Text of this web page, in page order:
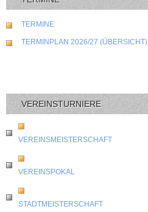
TERMINE
TERMINPLAN 2026/27 (ÜBERSICHT)
VEREINSTURNIERE
VEREINSMEISTERSCHAFT
VEREINSPOKAL
STADTMEISTERSCHAFT